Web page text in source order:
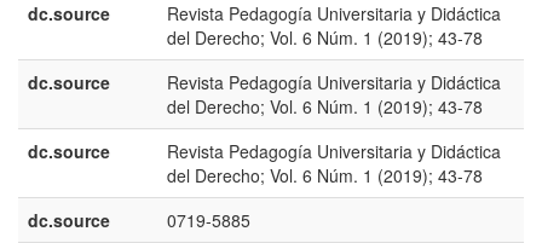
dc.source
Revista Pedagogía Universitaria y Didáctica
del Derecho; Vol. 6 Núm. 1 (2019); 43-78
dc.source
Revista Pedagogía Universitaria y Didáctica
del Derecho; Vol. 6 Núm. 1 (2019); 43-78
dc.source
Revista Pedagogía Universitaria y Didáctica
del Derecho; Vol. 6 Núm. 1 (2019); 43-78
dc.source
0719-5885